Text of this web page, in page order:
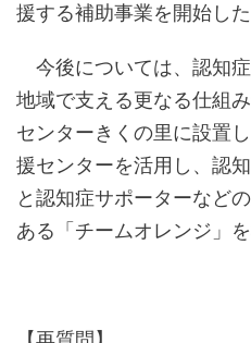
援する補助事業を開始し
今後については、認知
地域で支える更なる仕組
センターきくの里に設置
援センターを活用し、認
と認知症サポーターなど
ある「チームオレンジ」